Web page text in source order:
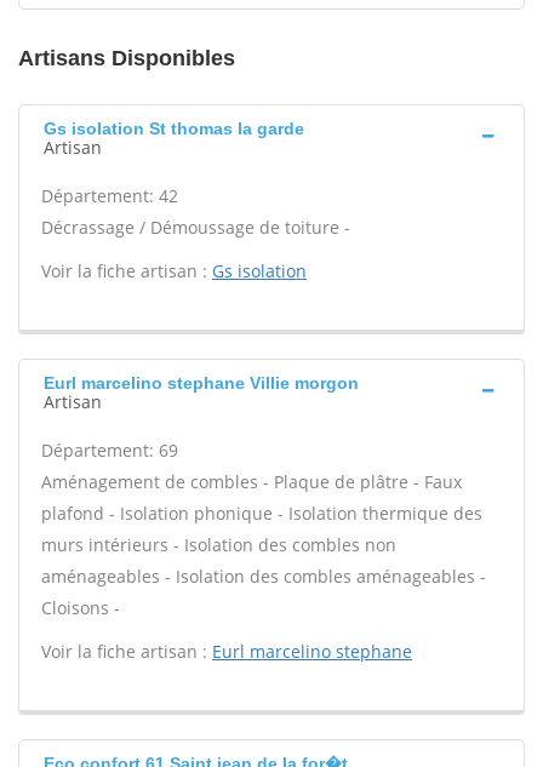
Artisans Disponibles
Gs isolation St thomas la garde
Artisan
Département: 42
Décrassage / Démoussage de toiture -
Voir la fiche artisan : Gs isolation
Eurl marcelino stephane Villie morgon
Artisan
Département: 69
Aménagement de combles - Plaque de plâtre - Faux
plafond - Isolation phonique - Isolation thermique des
murs intérieurs - Isolation des combles non
aménageables - Isolation des combles aménageables -
Cloisons -
Voir la fiche artisan : Eurl marcelino stephane